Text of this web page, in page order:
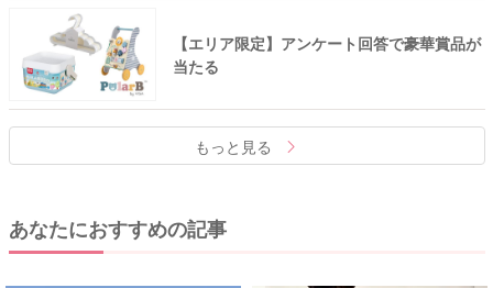
【エリア限定】アンケート回答で豪華賞品が
当たる
もっと見る
あなたにおすすめの記事